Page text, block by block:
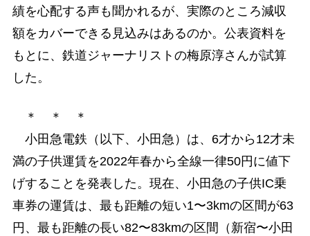
績を心配する声も聞かれるが、実際のところ減収
額をカバーできる見込みはあるのか。公表資料を
もとに、鉄道ジャーナリストの梅原淳さんが試算
した。
＊ ＊ ＊
小田急電鉄（以下、小田急）は、6才から12才未
満の子供運賃を2022年春から全線一律50円に値下
げすることを発表した。現在、小田急の子供IC乗
車券の運賃は、最も距離の短い1〜3kmの区間が63
円、最も距離の長い82〜83kmの区間（新宿〜小田